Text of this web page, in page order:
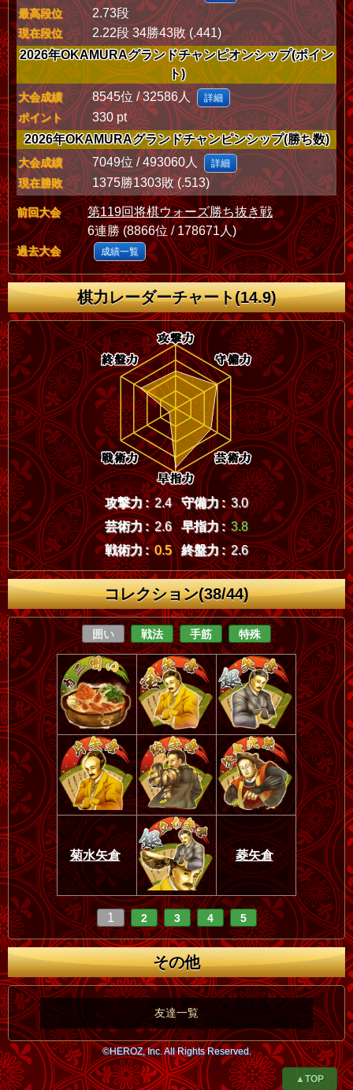
最高段位 2.73段
現在段位
2.22段 34勝43敗 (.441)
2026年OKAMURAグランドチャンピオンシップ(ポイン
ト)
大会成績 8545位 / 32586人 詳細
ポイント
330 pt
2026年OKAMURAグランドチャンピンシップ(勝ち数)
大会成績 7049位 / 493060人 詳細
現在勝敗 1375勝1303敗 (.513)
前回大会
第119回将棋ウォーズ勝ち抜き戦
6連勝 (8866位 / 178671人)
過去大会 成績一覧
棋力レーダーチャート(14.9)
攻撃力 : 2.4 守備力 : 3.0
芸術力 : 2.6 早指力 : 3.8
戦術力 : 0.5 終盤力 : 2.6
コレクション(38/44)
囲い 戦法 手筋 特殊
菊水矢倉 菱矢倉
1 2 3 4 5
その他
友達一覧
©HEROZ, Inc. All Rights Reserved.
▲TOP